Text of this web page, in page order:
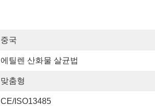
중국
에틸렌 산화물 살균법
맞춤형
CE/ISO13485